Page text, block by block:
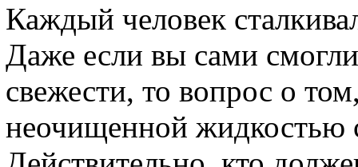
Каждый человек
Даже если вы сами
свежести, то вопрос о
неочищенной жидкостью